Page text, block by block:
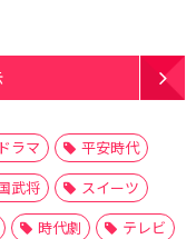
ラマ
平安時代
武将
スイーツ
時代劇
テレビ